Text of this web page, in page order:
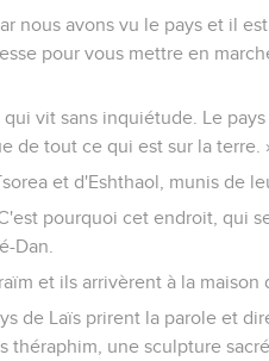
nous avons vu le pays et il
pour vous mettre en
vit sans inquiétude. Le
de tout ce qui est sur la terre.
et d'Eshthaol, munis de
pourquoi cet endroit, qui
Dan.
et ils arrivèrent à la maison
de Laïs prirent la parole et
théraphim, une sculpture